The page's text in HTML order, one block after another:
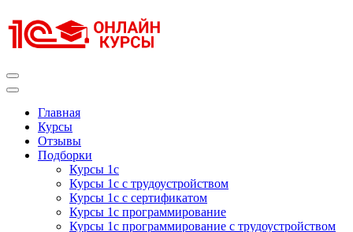
к
содержимому
Главная
Курсы
Отзывы
Подборки
Курсы 1с
Курсы 1с с трудоустройством
Курсы 1с с сертификатом
Курсы 1с программирование
Курсы 1с программирование с трудоустройством